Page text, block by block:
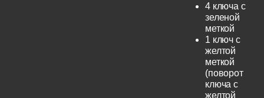
4 ключа с
зеленой
меткой
1 ключ с
желтой
меткой
(поворот
ключа с
желтой